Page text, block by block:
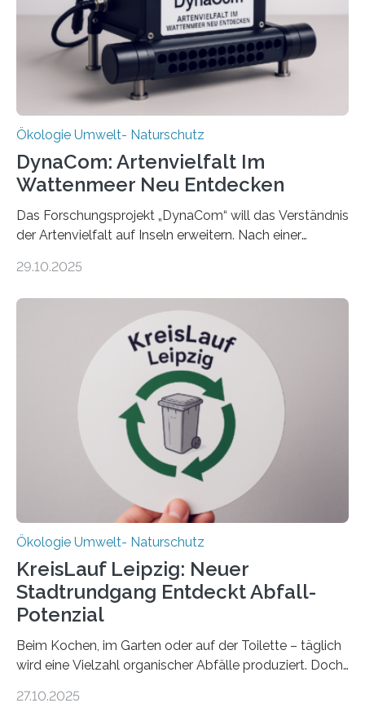
Ökologie Umwelt- Naturschutz
DynaCom: Artenvielfalt Im
Wattenmeer Neu Entdecken
Das Forschungsprojekt „DynaCom“ will das Verständnis
der Artenvielfalt auf Inseln erweitern. Nach einer
Beobachtungen im Wattenmeer ist nun eine große
Oldenburg befassen sich insbesondere damit, wie ein
Ökosystem gedeiht – und wie sich dieser Prozess
verlässlich prognostizieren lässt. Grünes Licht für
„DynaCom“: Die Deutsche Forschungsgemeinschaft
(DFG) fördert das Anfang 2019 gestartete
Forschungsprojekt an der Universität Oldenburg für
zwei weitere Jahre mit rund 1,2 Millionen Euro. „Wir
freuen uns sehr über…
29.10.2025
Ökologie Umwelt- Naturschutz
KreisLauf Leipzig: Neuer
Stadtrundgang Entdeckt Abfall-
Potenzial
Beim Kochen, im Garten oder auf der Toilette – täglich
wird eine Vielzahl organischer Abfälle produziert. Doch
Potenzial nur dann entfalten können, wenn sie in
27.10.2025